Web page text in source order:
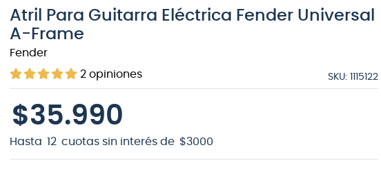
Atril Para Guitarra Eléctrica Fender Universal
A-Frame
Fender
2 opiniones SKU: 1115122
$35.990
Hasta 12 cuotas sin interés de $3000